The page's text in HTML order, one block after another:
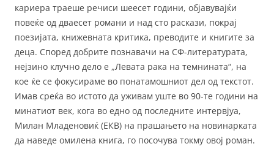
кариера траеше речиси шеесет години, објавувајќи
повеќе од дваесет романи и над сто раскази, покрај
поезијата, книжевната критика, преводите и книгите за
деца. Според добрите познавачи на СФ-литературата,
нејзино клучно дело е „Левата рака на темнината“, на
кое ќе се фокусираме во понатамошниот дел од текстот.
Имав среќа во истото да уживам уште во 90-те години на
минатиот век, кога во едно од последните интервјуа,
Милан Младеновиќ (ЕКВ) на прашањето на новинарката
да наведе омилена книга, го посочува токму овој роман.